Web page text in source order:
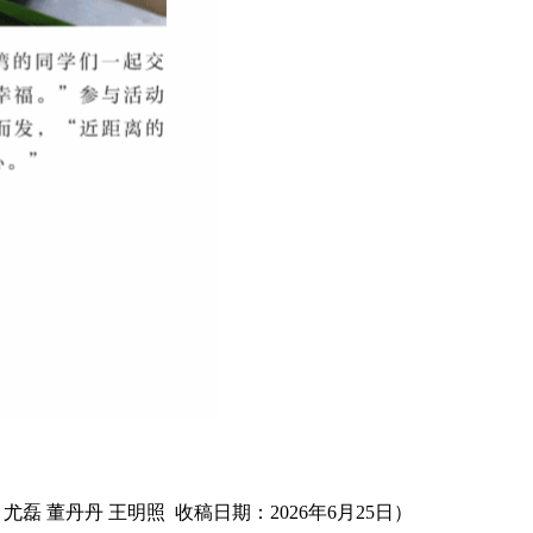
磊 董丹丹 王明照 收稿日期：2026年6月25日）